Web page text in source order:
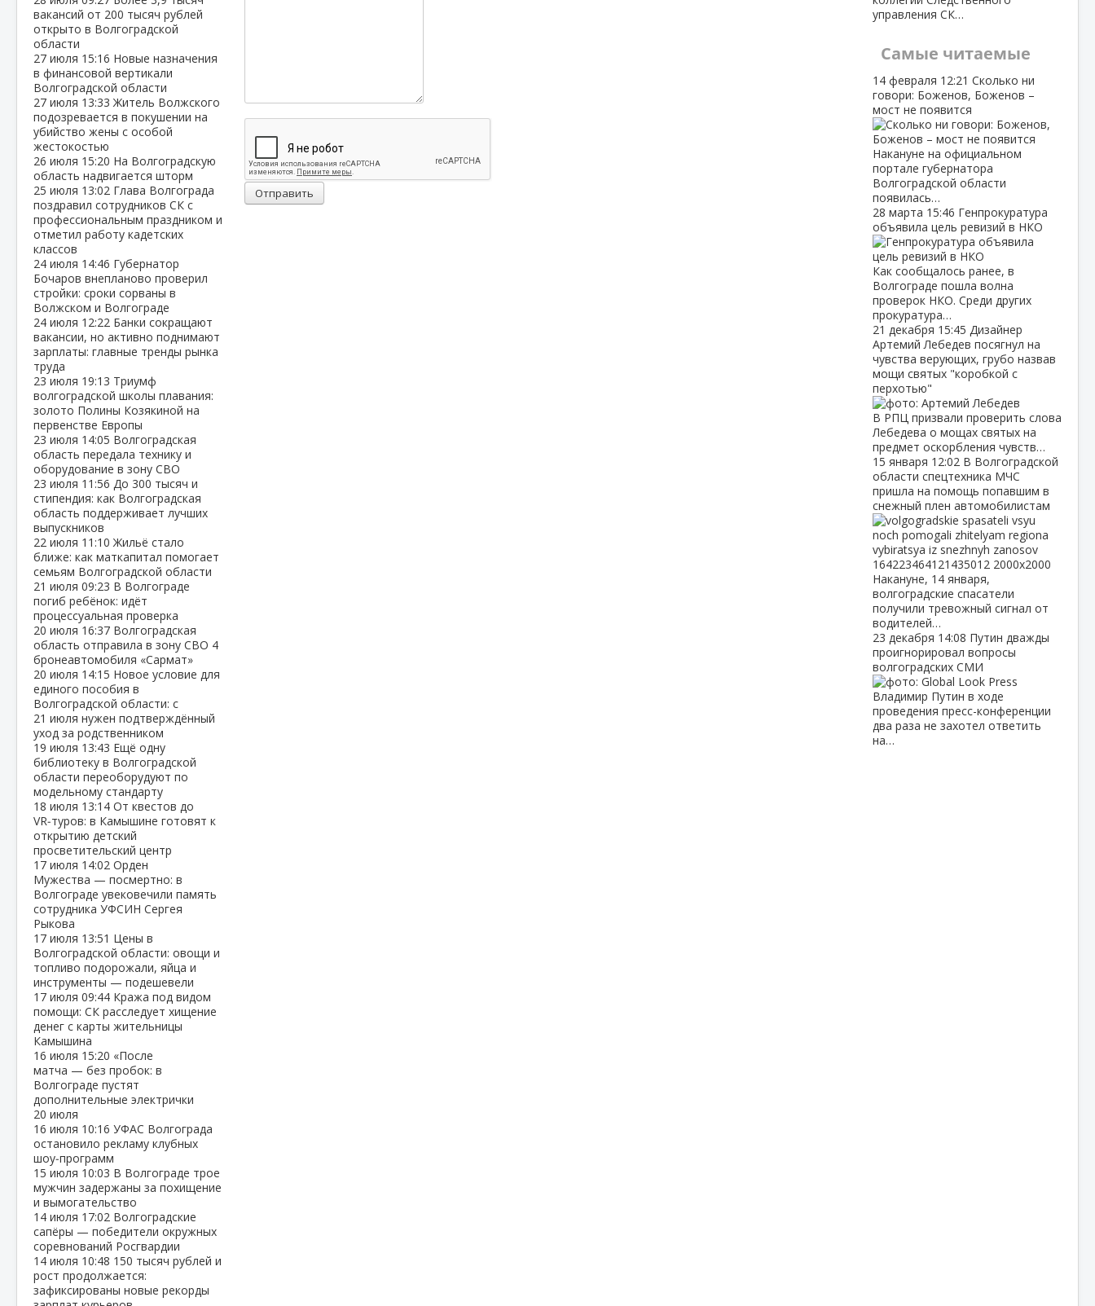
вакансий от 200 тысяч рублей
открыто в Волгоградской
области
27 июля 15:16 Новые назначения
в финансовой вертикали
Волгоградской области
27 июля 13:33Житель Волжского
подозревается в покушении на
убийство жены с особой
жестокостью
26 июля 15:20 На Волгоградскую
область надвигается шторм
25 июля 13:02 Глава Волгограда
поздравил сотрудников СК с
профессиональным праздником и
отметил работу кадетских
классов
24 июля 14:46 Губернатор
Бочаров внепланово проверил
стройки: сроки сорваны в
Волжском и Волгограде
24 июля 12:22 Банки сокращают
вакансии, но активно поднимают
зарплаты: главные тренды рынка
труда
23 июля 19:13 Триумф
волгоградской школы плавания:
золото Полины Козякиной на
первенстве Европы
23 июля 14:05 Волгоградская
область передала технику и
оборудование в зону СВО
23 июля 11:56 До 300 тысяч и
стипендия: как Волгоградская
область поддерживает лучших
выпускников
22 июля 11:10Жильё стало
ближе: как маткапитал помогает
семьям Волгоградской области
21 июля 09:23 В Волгограде
погиб ребёнок: идёт
процессуальная проверка
20 июля 16:37 Волгоградская
область отправила в зону СВО 4
бронеавтомобиля «Сармат»
20 июля 14:15 Новое условие для
единого пособия в
Волгоградской области: с
21 июля нужен подтверждённый
уход за родственником
19 июля 13:43 Ещё одну
библиотеку в Волгоградской
области переоборудуют по
модельному стандарту
18 июля 13:14 От квестов до
VR‑туров: в Камышине готовят к
открытию детский
просветительский центр
17 июля 14:02 Орден
Мужества — посмертно: в
Волгограде увековечили память
сотрудника УФСИН Сергея
Рыкова
17 июля 13:51 Цены в
Волгоградской области: овощи и
топливо подорожали, яйца и
инструменты — подешевели
17 июля 09:44 Кража под видом
помощи: СК расследует хищение
денег с карты жительницы
Камышина
16 июля 15:20 «После
матча — без пробок: в
Волгограде пустят
дополнительные электрички
20 июля
16 июля 10:16 УФАС Волгограда
остановило рекламу клубных
шоу‑программ
15 июля 10:03 В Волгограде трое
мужчин задержаны за похищение
и вымогательство
14 июля 17:02 Волгоградские
сапёры — победители окружных
соревнований Росгвардии
14 июля 10:48 150 тысяч рублей и
рост продолжается:
зафиксированы новые рекорды
Отправить
управления СК…
Самые читаемые
14 февраля 12:21 Сколько ни
говори: Боженов, Боженов –
мост не появится
Накануне на официальном
портале губернатора
Волгоградской области
появилась…
28 марта 15:46 Генпрокуратура
объявила цель ревизий в НКО
Как сообщалось ранее, в
Волгограде пошла волна
проверок НКО. Среди других
прокуратура…
21 декабря 15:45 Дизайнер
Артемий Лебедев посягнул на
чувства верующих, грубо назвав
мощи святых "коробкой с
перхотью"
В РПЦ призвали проверить слова
Лебедева о мощах святых на
предмет оскорбления чувств…
15 января 12:02 В Волгоградской
области спецтехника МЧС
пришла на помощь попавшим в
снежный плен автомобилистам
Накануне, 14 января,
волгоградские спасатели
получили тревожный сигнал от
водителей…
23 декабря 14:08 Путин дважды
проигнорировал вопросы
волгоградских СМИ
Владимир Путин в ходе
проведения пресс-конференции
два раза не захотел ответить
на…